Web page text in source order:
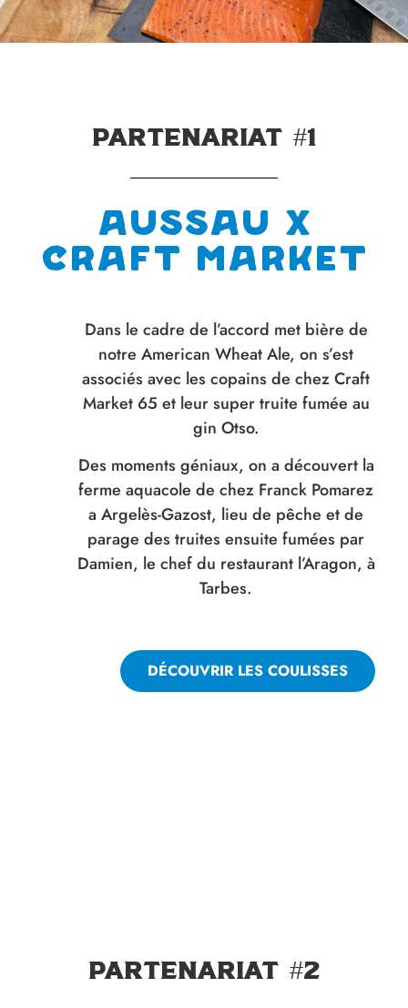
Partenariat #1
Aussau x
Craft market
Dans le cadre de l’accord met bière de
notre American Wheat Ale, on s’est
associés avec les copains de chez Craft
Market 65 et leur super truite fumée au
gin Otso.
Des moments géniaux, on a découvert la
ferme aquacole de chez Franck Pomarez
a Argelès-Gazost, lieu de pêche et de
parage des truites ensuite fumées par
Damien, le chef du restaurant l’Aragon, à
Tarbes.
DÉCOUVRIR LES COULISSES
Partenariat #2